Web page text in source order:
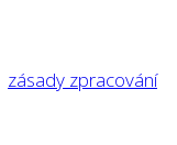
zásady zpracování